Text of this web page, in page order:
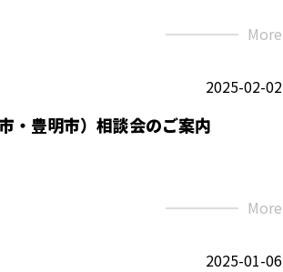
More
2025-02-02
豊明市）相談会のご案内
More
2025-01-06